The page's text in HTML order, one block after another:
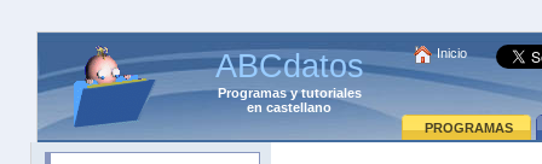
ABCdatos
Programasytutoriales
en castellano
Inicio
PROGRAMAS